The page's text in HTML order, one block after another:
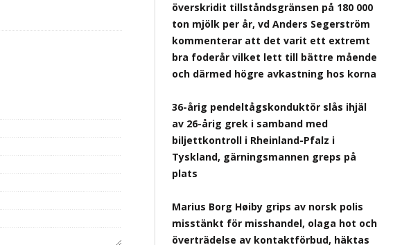
överskridit tillståndsgränsen på 180 000
ton mjölk per år, vd Anders Segerström
kommenterar att det varit ett extremt
bra foderår vilket lett till bättre mående
och därmed högre avkastning hos korna
36-årig pendeltågskonduktör slås ihjäl
av 26-årig grek i samband med
biljettkontroll i Rheinland-Pfalz i
Tyskland, gärningsmannen greps på
plats
Marius Borg Høiby grips av norsk polis
misstänkt för misshandel, olaga hot och
överträdelse av kontaktförbud, häktas